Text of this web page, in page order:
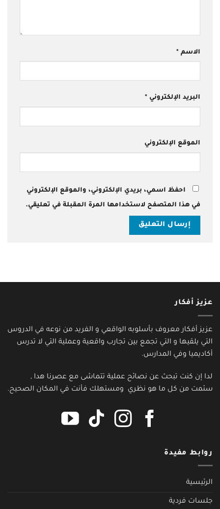
الاسم *
البريد الإلكتروني *
الموقع الإلكتروني
احفظ اسمي، بريدي الإلكتروني، والموقع الإلكتروني
في هذا المتصفح لاستخدامها المرة المقبلة في تعليقي.
عزيز أفكار
عزيز أفكار معروف بأسلوبه الواقعي و الفريد من نوعه في الدروس
التي يلقيها و التي تجمع بين تجارب واقعية وعملية التي لا تدرس
أكاديميا وفي المدارس.
لدا إن كنت تبحث عن نصائح عملية تتماشى مع عصرنا هدا ,
سئمت من كل ما هو نظري ومستهلك فأنت في المكان الصحيح.
روابط مفيدة
الرئيسية
جلسات فردية